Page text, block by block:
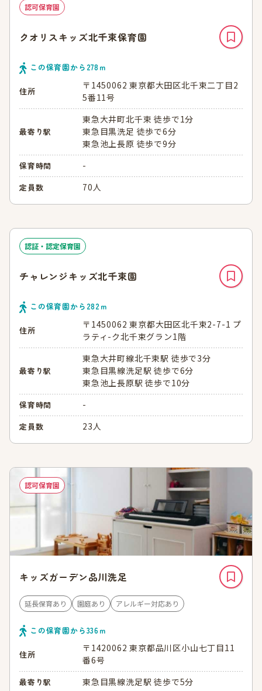
認可保育園
クオリスキッズ北千束保育園
この保育園から 278ｍ
住所
〒1450062 東京都大田区北千束二丁目2
5番11号
最寄り駅
東急大井町北千束 徒歩で1分
東急目黒洗足 徒歩で6分
東急池上長原 徒歩で9分
保育時間 -
定員数 70人
認証・認定保育園
チャレンジキッズ北千束園
この保育園から 282ｍ
住所
〒1450062 東京都大田区北千束2-7-1 プ
ラティ-ク北千束グラン1階
最寄り駅
東急大井町線北千束駅 徒歩で3分
東急目黒線洗足駅 徒歩で6分
東急池上長原駅 徒歩で10分
保育時間 -
定員数 23人
認可保育園
キッズガーデン品川洗足
延長保育あり 園庭あり アレルギー対応あり
この保育園から336ｍ
住所
〒1420062 東京都品川区小山七丁目11
番6号
最寄り駅 東急目黒線洗足駅 徒歩で5分